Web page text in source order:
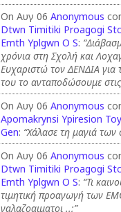
On Αυγ 06Anonymous
Dtwn Timitiki Proagogi
Emth Yplgwn O S:
χρόνια στη Σχολή και
Ευχαριστώ τον ΔΕΝΔΙΑ
του το ανταποδώσουμε
On Αυγ 06Anonymous
Apomakrynsi Ypiresion
Gen: “Χάλασε τη μαγιά
On Αυγ 06Anonymous
Dtwn Timitiki Proagogi
Emth Yplgwn O S: “Τι
τιμητική προαγωγή των
γαλαζοαιματοι ..;”